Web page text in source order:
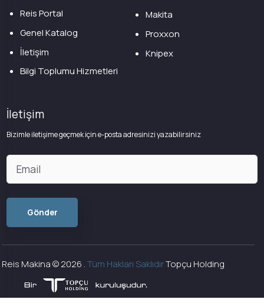
Reis Portal
Genel Katalog
İletişim
Bilgi Toplumu Hizmetleri
Makita
Proxxon
Knipex
İletişim
Bizimle iletişime geçmek için e-posta adresinizi yazabilirsiniz
Reis Makina ©2026 .Tüm Hakları SaklıdırTopçu Holding